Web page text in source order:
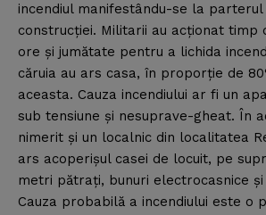
incendiul manifestându-se la parterul
construcţiei. Militarii au acţionat timp
ore şi jumătate pentru a lichida
căruia au ars casa, în proporţie de
aceasta. Cauza incendiului ar fi un
sub tensiune şi nesuprave-gheat. În
nimerit şi un localnic din localitatea
ars acoperişul casei de locuit, pe
metri pătraţi, bunuri electrocasnice
Cauza probabilă a incendiului este o